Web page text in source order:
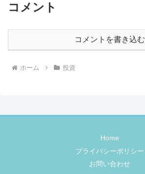
コメント
コメントを書き込む
ホーム 投資
Home
プライバシーポリシー
お問い合わせ